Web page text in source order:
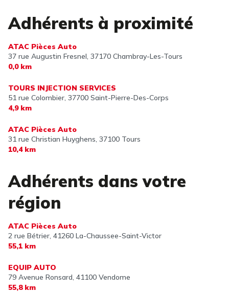
Adhérents à proximité
ATAC Pièces Auto
37 rue Augustin Fresnel, 37170 Chambray-Les-Tours
0,0 km
TOURS INJECTION SERVICES
51 rue Colombier, 37700 Saint-Pierre-Des-Corps
4,9 km
ATAC Pièces Auto
31 rue Christian Huyghens, 37100 Tours
10,4 km
Adhérents dans votre
région
ATAC Pièces Auto
2 rue Bétrier, 41260 La-Chaussee-Saint-Victor
55,1 km
EQUIP AUTO
79 Avenue Ronsard, 41100 Vendome
55,8 km